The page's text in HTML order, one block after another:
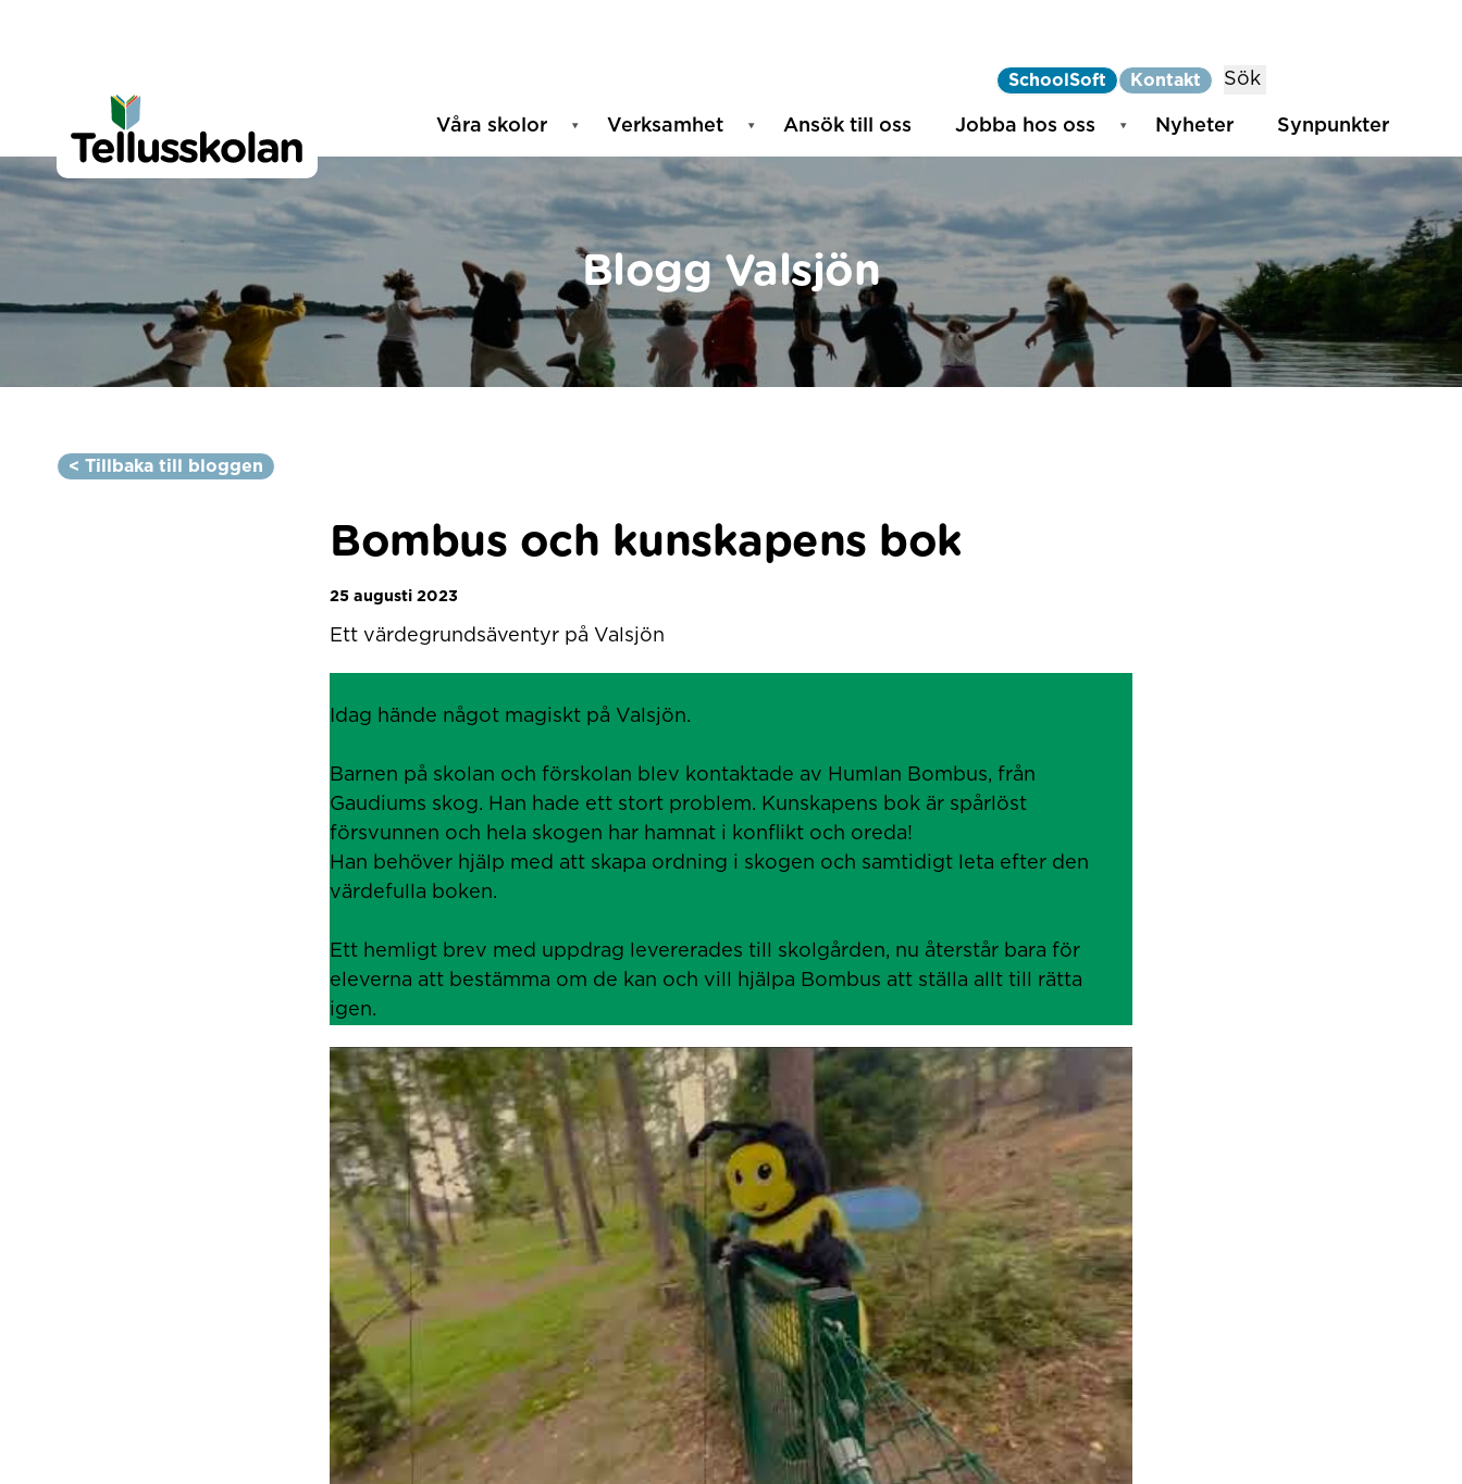
SchoolSoft Kontakt Sök
Hoppa till innehåll
Telluskolan
Våra skolor
Verksamhet Ansök till oss Jobba hos oss Nyheter Synpunkter
Blogg Valsjön
< Tillbaka till bloggen
Bombus och kunskapens bok
25 augusti 2023
Ett värdegrundsäventyr på Valsjön
Idag hände något magiskt på Valsjön.
Barnen på skolan och förskolan blev kontaktade av Humlan Bombus, från
Gaudiums skog. Han hade ett stort problem. Kunskapens bok är spårlöst
försvunnen och hela skogen har hamnat i konflikt och oreda!
Han behöver hjälp med att skapa ordning i skogen och samtidigt leta efter den
värdefulla boken.
Ett hemligt brev med uppdrag levererades till skolgården, nu återstår bara för
eleverna att bestämma om de kan och vill hjälpa Bombus att ställa allt till rätta
igen.